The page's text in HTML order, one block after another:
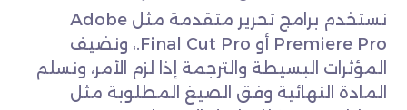
نستخدم برامج تحرير متقدمة مثل Adobe
Premiere Pro أو Final Cut Pro.، ونضيف
المؤثرات البسيطة والترجمة إذا لزم الأمر، ونسلم
المادة النهائية وفق الصيغ المطلوبة مثل